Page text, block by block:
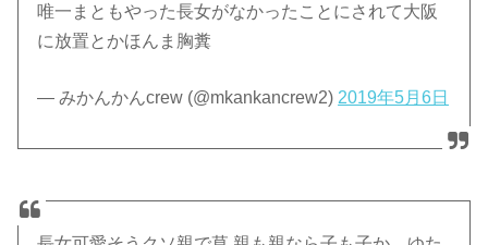
唯一まともやった長女がなかったことにされて大阪
に放置とかほんま胸糞
— みかんかんcrew (@mkankancrew2) 2019年5月6日